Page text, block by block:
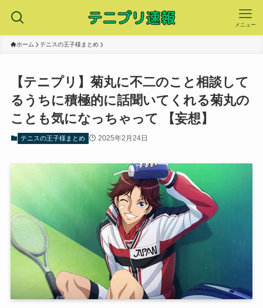
メニュー
ホーム テニスの王子様まとめ
【テニプリ】菊丸に不二のこと相談して
るうちに積極的に話聞いてくれる菊丸の
ことも気になっちゃって 【妄想】
テニスの王子様まとめ 2025年2月24日